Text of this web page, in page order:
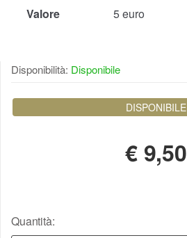
Valore 5 euro
Disponibilità: Disponibile
DISPONIBILE
€ 9,50
Quantità: